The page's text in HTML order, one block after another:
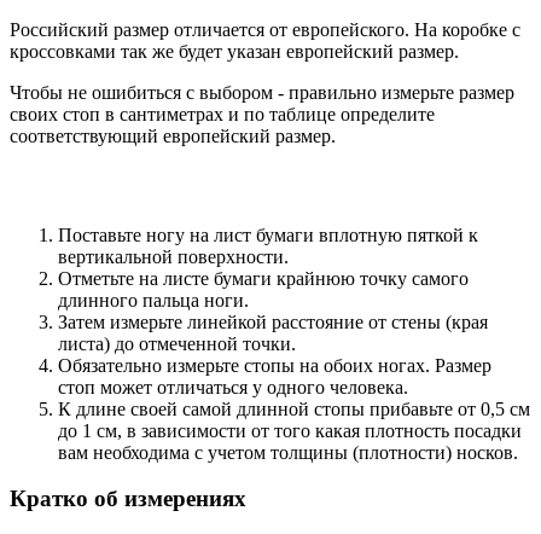
Российский размер отличается от европейского. На коробке с
кроссовками так же будет указан европейский размер.
Чтобы не ошибиться с выбором - правильно измерьте размер
своих стоп в сантиметрах и по таблице определите
соответствующий европейский размер.
Поставьте ногу на лист бумаги вплотную пяткой к
вертикальной поверхности.
Отметьте на листе бумаги крайнюю точку самого
длинного пальца ноги.
Затем измерьте линейкой расстояние от стены (края
листа) до отмеченной точки.
Обязательно измерьте стопы на обоих ногах. Размер
стоп может отличаться у одного человека.
К длине своей самой длинной стопы прибавьте от 0,5 см
до 1 см, в зависимости от того какая плотность посадки
вам необходима с учетом толщины (плотности) носков.
Кратко об измерениях